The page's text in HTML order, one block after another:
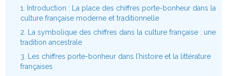
1. Introduction : La place des chiffres porte-bonheur dans la
culture française moderne et traditionnelle
2. La symbolique des chiffres dans la culture française : une
tradition ancestrale
3. Les chiffres porte-bonheur dans l’histoire et la littérature
françaises